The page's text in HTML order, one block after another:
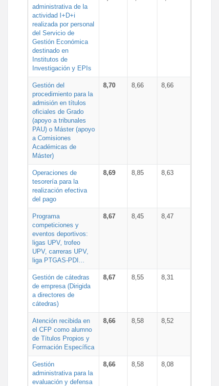
administrativa de la
actividad I+D+i
realizada por personal
del Servicio de
Gestión Económica
destinado en
Institutos de
Investigación y EPIs
Gestión del
procedimiento para la
admisión en títulos
oficiales de Grado
(apoyo a tribunales
PAU) o Máster (apoyo
a Comisiones
Académicas de
Máster)
8,70 8,66 8,66
Operaciones de
tesorería para la
realización efectiva
del pago
8,69 8,85 8,63
Programa
competiciones y
eventos deportivos:
ligas UPV, trofeo
UPV, carreras UPV,
liga PTGAS-PDI...
8,67 8,45 8,47
Gestión de cátedras
de empresa (Dirigida
a directores de
cátedras)
8,67 8,55 8,31
Atención recibida en
el CFP como alumno
de Títulos Propios y
Formación Específica
8,66 8,58 8,52
Gestión
administrativa para la
evaluación y defensa
8,66 8,58 8,08